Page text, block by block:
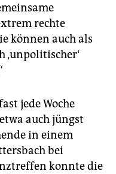
rechte
können auch als
‚unpolitischer‘
jede Woche
auch jüngst
in einem
bei
konnte die